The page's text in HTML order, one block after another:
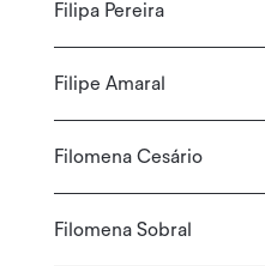
Filipa Pereira
Filipe Amaral
Filomena Cesário
Filomena Sobral